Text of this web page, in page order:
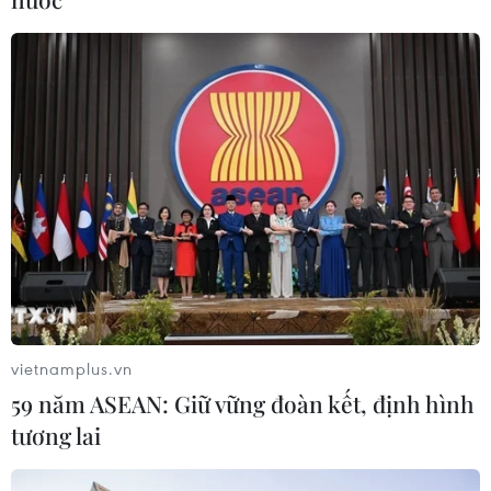
ASEAN Cup 2026 trên kênh nào?
03/08/2026 09:21
Đội tuyển Việt Nam đặt mục
tiêu 3 điểm, cảnh báo Indonesia
trước giờ G
03/08/2026 07:39
Xem thêm
CƠ QUAN CHỦ QUẢN: THÔNG TẤN XÃ VIỆT NAM
vietnamplus.vn
59 năm ASEAN: Giữ vững đoàn kết, định hình
tương lai